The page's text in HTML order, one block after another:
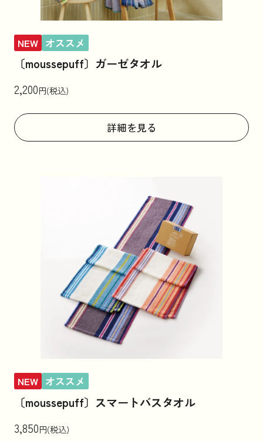
NEW オススメ
〔moussepuff〕ガーゼタオル
2,200円(税込)
詳細を見る
NEW オススメ
〔moussepuff〕スマートバスタオル
3,850円(税込)